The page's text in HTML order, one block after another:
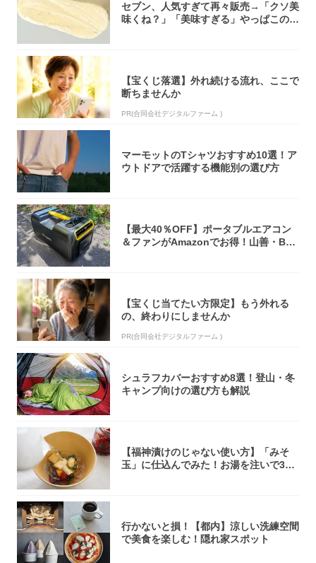
セブン、人気すぎて再々販売→「クソ美
味くね？」「美味すぎる」やっぱこのク
【宝くじ落選】外れ続ける流れ、ここで
断ちませんか
PR(合同会社デジタルファーム )
マーモットのTシャツおすすめ10選！ア
ウトドアで活躍する機能別の選び方
【最大40％OFF】ポータブルエアコン
＆ファンがAmazonでお得！山善・Bo
【宝くじ当てたい方限定】もう外れる
の、終わりにしませんか
PR(合同会社デジタルファーム )
シュラフカバーおすすめ8選！登山・冬
キャンプ向けの選び方も解説
【福神漬けのじゃない使い方】「みそ
玉」に仕込んでみた！お湯を注いで30
行かないと損！【都内】涼しい洗練空間
で美食を楽しむ！隠れ家スポット